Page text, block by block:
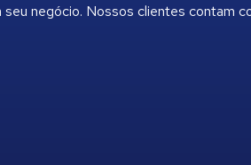
negócio. Nossos clientes contam